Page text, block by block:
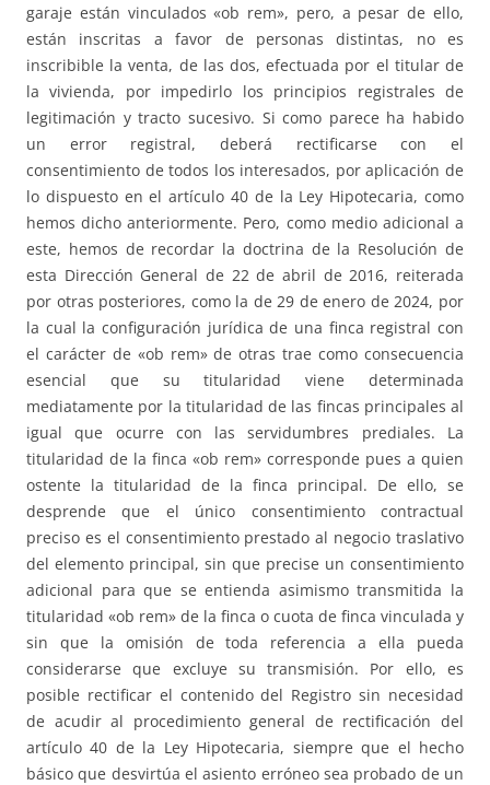
garaje están vinculados «ob rem», pero, a pesar de ello,
están inscritas a favor de personas distintas, no es
inscribible la venta, de las dos, efectuada por el titular de
la vivienda, por impedirlo los principios registrales de
legitimación y tracto sucesivo. Si como parece ha habido
un error registral, deberá rectificarse con el
consentimiento de todos los interesados, por aplicación de
lo dispuesto en el artículo 40 de la Ley Hipotecaria, como
hemos dicho anteriormente. Pero, como medio adicional a
este, hemos de recordar la doctrina de la Resolución de
esta Dirección General de 22 de abril de 2016, reiterada
por otras posteriores, como la de 29 de enero de 2024, por
la cual la configuración jurídica de una finca registral con
el carácter de «ob rem» de otras trae como consecuencia
esencial que su titularidad viene determinada
mediatamente por la titularidad de las fincas principales al
igual que ocurre con las servidumbres prediales. La
titularidad de la finca «ob rem» corresponde pues a quien
ostente la titularidad de la finca principal. De ello, se
desprende que el único consentimiento contractual
preciso es el consentimiento prestado al negocio traslativo
del elemento principal, sin que precise un consentimiento
adicional para que se entienda asimismo transmitida la
titularidad «ob rem» de la finca o cuota de finca vinculada y
sin que la omisión de toda referencia a ella pueda
considerarse que excluye su transmisión. Por ello, es
posible rectificar el contenido del Registro sin necesidad
de acudir al procedimiento general de rectificación del
artículo 40 de la Ley Hipotecaria, siempre que el hecho
básico que desvirtúa el asiento erróneo sea probado de un